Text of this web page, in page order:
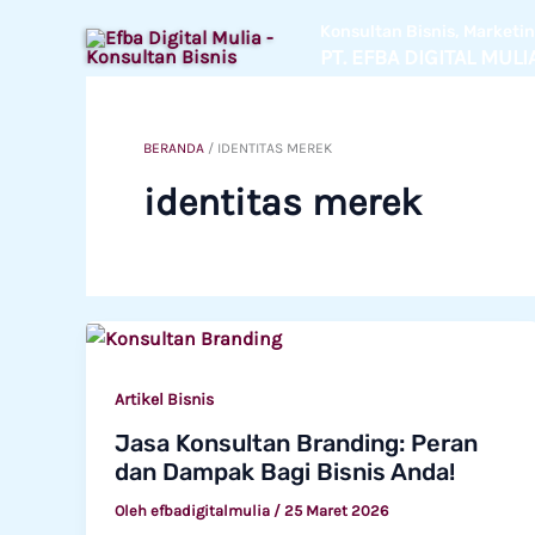
Konsultan Bisnis,
PT. EFBA DIGITAL
BERANDA / IDENTITAS MEREK
identitas merek
Artikel Bisnis
Jasa Konsultan Branding: Peran
dan Dampak Bagi Bisnis Anda!
Oleh efbadigitalmulia / 25 Maret 2026